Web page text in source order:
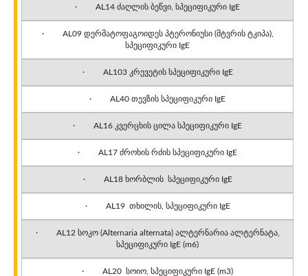
· AL14 ძაღლის ბეწვი, სპეციფიკური IgE
· AL09 დერმატოფაგოიდეს პტერონიუსი (მტვრის ტკიპა),
სპეციფიკური IgE
· AL103 კრევეტის სპეციფიკური IgE
· AL40 თევზის სპეციფიკური IgE
· AL16 კვერცხის ცილა სპეციფიკური IgE
· AL17 ძროხის რძის სპეციფიკური IgE
· AL18 ხორბლის სპეციფიკური IgE
· AL19 თხილის, სპეციფიკური IgE
· AL12 სოკო (Alternaria alternata) ალტერნარია ალტერნატა,
სპეციფიკური IgE (m6)
· AL20 სოიო, სპეციფიკური IgE (m3)